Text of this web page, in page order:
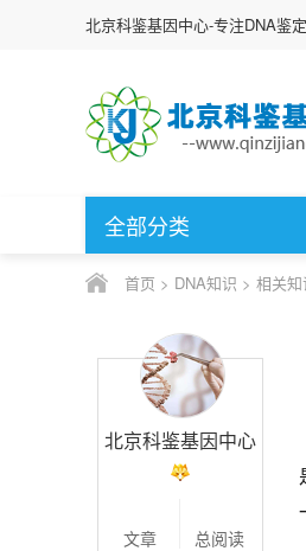
北京科鉴基因中心-专注DNA鉴
全部分类
首页 > DNA知识 > 相关知
北京科鉴基因中心
文章
总阅读